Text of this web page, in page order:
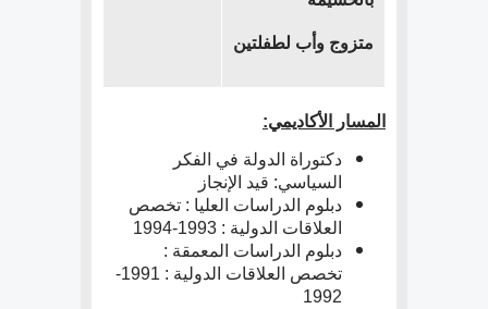
متزوج وأب لطفلتين
المسار الأكاديمي:
دكتوراة الدولة في الفكر
السياسي: قيد الإنجاز
دبلوم الدراسات العليا : تخصص
العلاقات الدولية : 1993-1994
دبلوم الدراسات المعمقة :
تخصص العلاقات الدولية : 1991-
1992